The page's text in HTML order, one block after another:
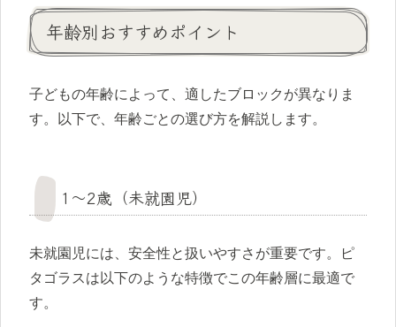
年齢別おすすめポイント
子どもの年齢によって、適したブロックが異なりま
す。以下で、年齢ごとの選び方を解説します。
1〜2歳（未就園児）
未就園児には、安全性と扱いやすさが重要です。ピ
タゴラスは以下のような特徴でこの年齢層に最適で
す。